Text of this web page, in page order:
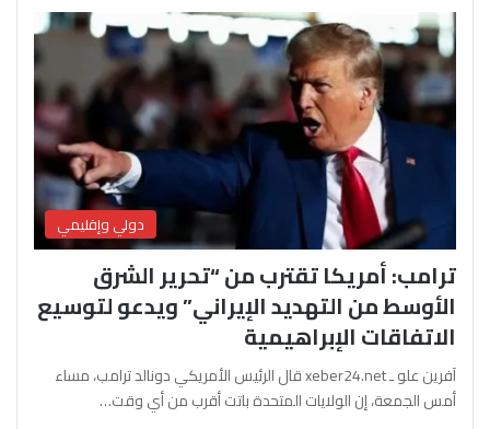
دولي وإقليمي
ترامب: أمريكا تقترب من “تحرير الشرق
الأوسط من التهديد الإيراني” ويدعو لتوسيع
الاتفاقات الإبراهيمية
آفرين علو ـ xeber24.net قال الرئيس الأمريكي دونالد ترامب، مساء
أمس الجمعة، إن الولايات المتحدة باتت أقرب من أي وقت…